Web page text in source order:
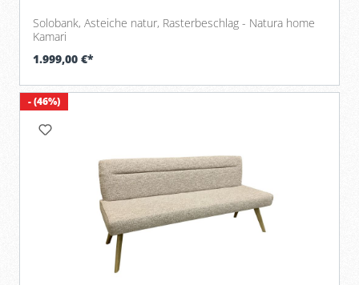
Solobank, Asteiche natur, Rasterbeschlag - Natura home
Kamari
1.999,00 €*
- (46%)